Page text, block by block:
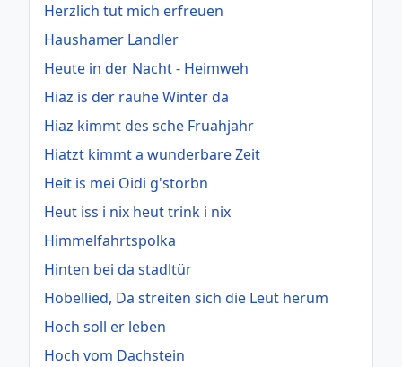
Herzlich tut mich erfreuen
Haushamer Landler
Heute in der Nacht - Heimweh
Hiaz is der rauhe Winter da
Hiaz kimmt des sche Fruahjahr
Hiatzt kimmt a wunderbare Zeit
Heit is mei Oidi g'storbn
Heut iss i nix heut trink i nix
Himmelfahrtspolka
Hinten bei da stadltür
Hobellied, Da streiten sich die Leut herum
Hoch soll er leben
Hoch vom Dachstein